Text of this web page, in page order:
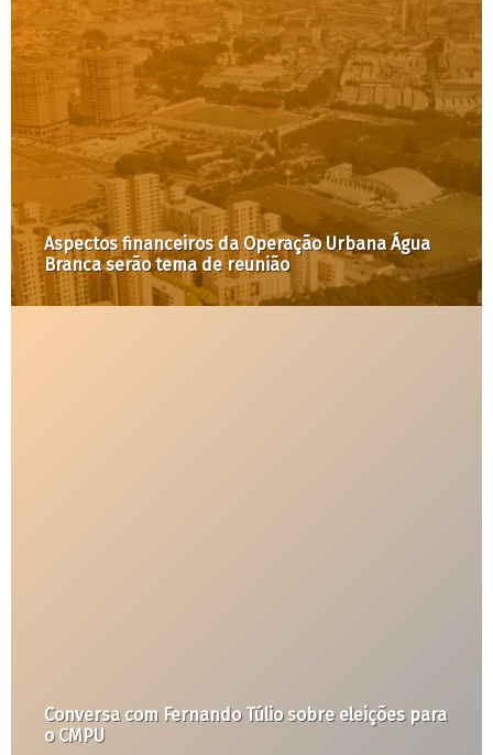
Espaços generificados: um debate sobre a
apropriação da cidade pelas mulheres
Manifesto contra a proposta de revisão da
Operação Urbana Água Branca